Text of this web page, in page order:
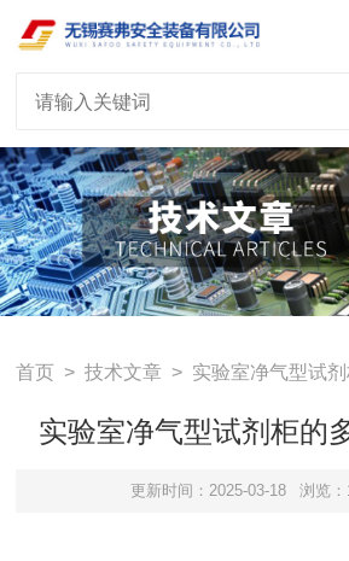
首页 >技术文章 > 实验室净气型试
实验室净气型试剂柜的
更新时间：2025-03-18 浏览